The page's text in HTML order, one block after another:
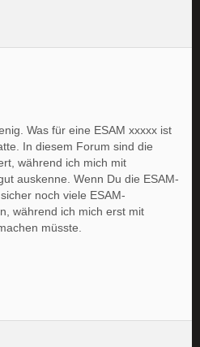
Was für eine ESAM xxxxx ist
In diesem Forum sind die
während ich mich mit
auskenne. Wenn Du die ESAM-
noch viele ESAM-
während ich mich erst mit
müsste.